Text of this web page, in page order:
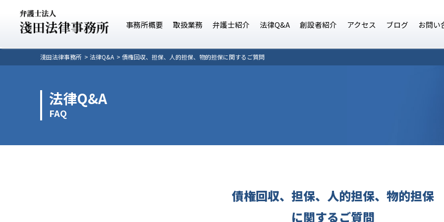
事務所概要 取扱業務 弁護士紹介 法律Q&A 創設者紹介 アクセス ブログ お問い
淺田法律事務所 法律Q&A 債権回収、担保、人的担保、物的担保に関するご質問
法律Q&A
FAQ
債権回収、担保、人的担保、物的担保
に関するご質問